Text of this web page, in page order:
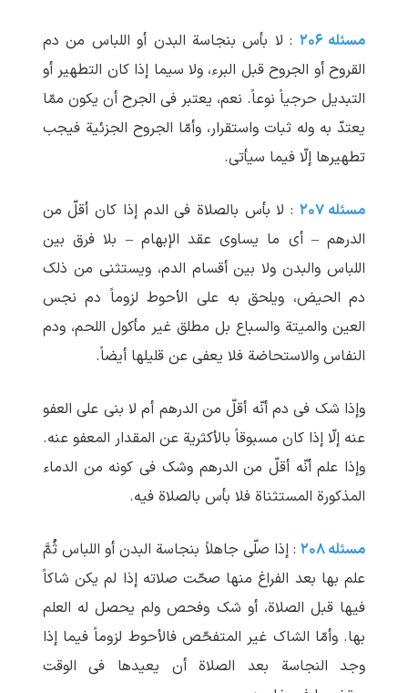
مسئله ۲۰۶
: لا بأس بنجاسة البدن أو اللباس من دم
القروح أو الجروح قبل البرء، ولا سیما إذا کان التطهیر أو
التبدیل حرجیاً نوعاً. نعم، یعتبر فی الجرح أن یکون ممّا
یعتدّ به وله ثبات واستقرار، وأمّا الجروح الجزئیة فیجب
تطهیرها إلّا فیما سیأتی.
مسئله ۲۰۷
: لا بأس بالصلاة فی الدم إذا کان أقلّ من
الدرهم – أی ما یساوی عقد الإبهام – بلا فرق بین
اللباس والبدن ولا بین أقسام الدم، ویستثنی من ذلک
دم الحیض، ویلحق به علی الأحوط لزوماً دم نجس
العین والمیتة والسباع بل مطلق غیر مأکول اللحم، ودم
النفاس والاستحاضة فلا یعفی عن قلیلها أیضاً.
وإذا شک فی دم أنّه أقلّ من الدرهم أم لا بنی علی العفو
عنه إلّا إذا کان مسبوقاً بالأکثریة عن المقدار المعفو عنه.
وإذا علم أنّه أقلّ من الدرهم وشک فی کونه من الدماء
المذکورة المستثناة فلا بأس بالصلاة فیه.
مسئله ۲۰۸
: إذا صلّی جاهلاً بنجاسة البدن أو اللباس ثُمَّ
علم بها بعد الفراغ منها صحّت صلاته إذا لم یکن شاکاً
فیها قبل الصلاة، أو شک وفحص ولم یحصل له العلم
بها. وأمّا الشاک غیر المتفحّص فالأحوط لزوماً فیما إذا
وجد النجاسة بعد الصلاة أن یعیدها فی الوقت